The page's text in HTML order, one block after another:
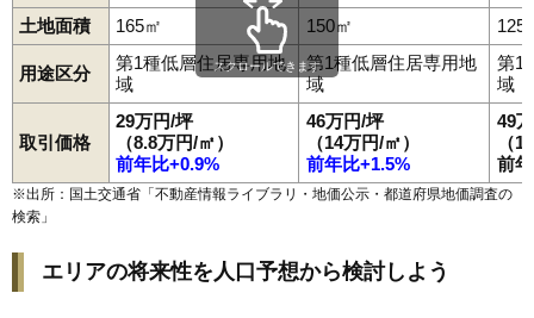
土地面積
165㎡ 150㎡ 125
用途区分
第1種低層住居専用地
域
第1種低層住居専用地
域
第1
域
取引価格
29万円/坪
（8.8万円/㎡）
前年比+0.9%
46万円/坪
（14万円/㎡）
前年比+1.5%
49
（
前
スクロールできます
※出所：国土交通省「不動産情報ライブラリ・地価公示・都道府県地価調査の
検索 」
エリアの将来性を人口予想から検討しよう